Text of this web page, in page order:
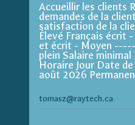
Accueillir les clients
demandes de la
satisfaction de la
Élevé Français écrit
et écrit - Moyen
plein Salaire
Horaire Jour Date
août 2026
tomasz@raytech.ca